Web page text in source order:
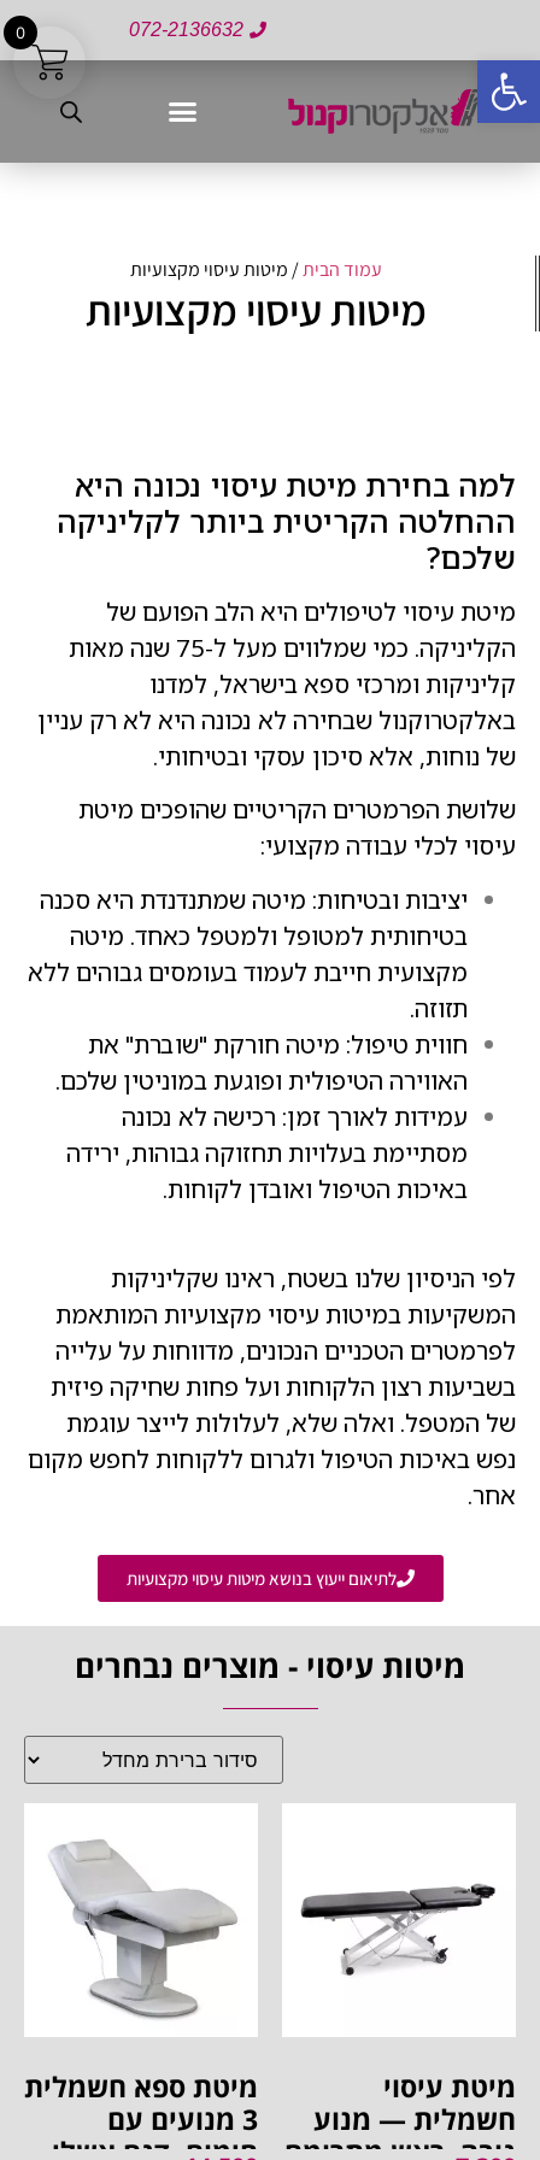
פתח סרגל נגישות
072-2136632
עמוד הבית/ מיטות עיסוי מקצועיות
מיטות עיסוי מקצועיות
למה בחירת מיטת עיסוי נכונה היא
ההחלטה הקריטית ביותר לקליניקה
שלכם?
מיטת עיסוי לטיפולים היא הלב הפועם של
הקליניקה. כמי שמלווים מעל ל-75 שנה מאות
קליניקות ומרכזי ספא בישראל, למדנו
באלקטרוקנול שבחירה לא נכונה היא לא רק עניין
של נוחות, אלא סיכון עסקי ובטיחותי.
שלושת הפרמטרים הקריטיים שהופכים מיטת
עיסוי לכלי עבודה מקצועי:
יציבות ובטיחות: מיטה שמתנדנדת היא סכנה
בטיחותית למטופל ולמטפל כאחד. מיטה
מקצועית חייבת לעמוד בעומסים גבוהים ללא
תזוזה.
חווית טיפול: מיטה חורקת "שוברת" את
האווירה הטיפולית ופוגעת במוניטין שלכם.
עמידות לאורך זמן: רכישה לא נכונה
מסתיימת בעלויות תחזוקה גבוהות, ירידה
באיכות הטיפול ואובדן לקוחות.
לפי הניסיון שלנו בשטח, ראינו שקליניקות
המשקיעות במיטות עיסוי מקצועיות המותאמת
לפרמטרים הטכניים הנכונים, מדווחות על עלייה
בשביעות רצון הלקוחות ועל פחות שחיקה פיזית
של המטפל. ואלה שלא, לעלולות לייצר עוגמת
נפש באיכות הטיפול ולגרום ללקוחות לחפש מקום
אחר.
לתיאום ייעוץ בנושא מיטות עיסוי מקצועיות
מיטות עיסוי - מוצרים נבחרים
מיטת עיסוי
חשמלית — מנוע
גובה, ראש מתרומם
מיטת ספא חשמלית
3 מנועים עם
חימום, דגם אשלי
0